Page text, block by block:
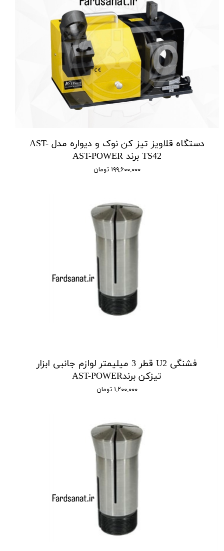
دستگاه قلاویز تیز کن نوک و دیواره مدل AST-
TS42 برند AST-POWER
۱۹۹,۶۰۰,۰۰۰ تومان
فشنگی U2 قطر 3 میلیمتر لوازم جانبی ابزار
تیزکن برندAST-POWER
۱,۲۰۰,۰۰۰ تومان